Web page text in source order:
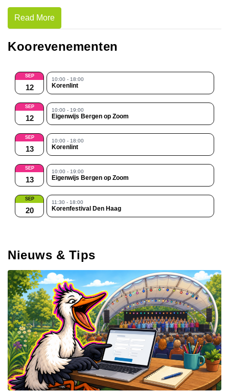
Read More
Koorevenementen
SEP
12
10:00 - 18:00
Korenlint
SEP
12
10:00 - 19:00
Eigenwijs Bergen op Zoom
SEP
13
10:00 - 18:00
Korenlint
SEP
13
10:00 - 19:00
Eigenwijs Bergen op Zoom
SEP
20
11:30 - 18:00
Korenfestival Den Haag
Nieuws & Tips